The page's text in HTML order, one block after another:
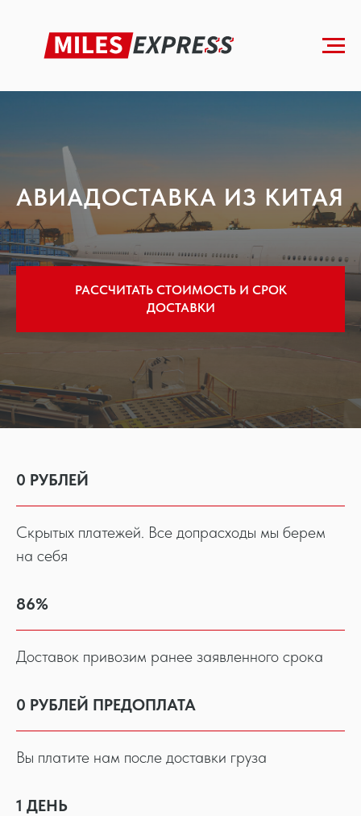
Главная » Авиаперевозки
АВИАДОСТАВКА ИЗ КИТАЯ
РАССЧИТАТЬ СТОИМОСТЬ И СРОК
ДОСТАВКИ
0 РУБЛЕЙ
Скрытых платежей. Все допрасходы мы берем
на себя
86%
Доставок привозим ранее заявленного срока
0 РУБЛЕЙ ПРЕДОПЛАТА
Вы платите нам после доставки груза
1 ДЕНЬ